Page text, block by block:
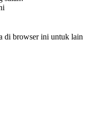
di browser ini untuk lain